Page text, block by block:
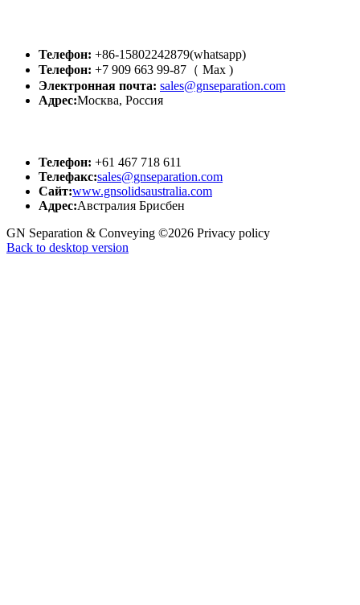
Телефон: +86-15802242879(whatsapp)
Телефон: +7 909 663 99-87（ Мах )
Электронная почта: sales@gnseparation.com
Адрес:Москва, Россия
Телефон: +61 467 718 611
Телефакс:sales@gnseparation.com
Сайт:www.gnsolidsaustralia.com
Адрес:Австралия Брисбен
GN Separation & Conveying ©2026 Privacy policy
Back to desktop version